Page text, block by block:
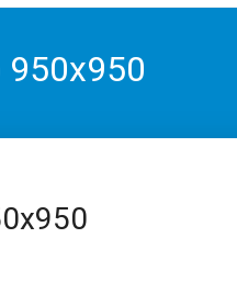
950x950